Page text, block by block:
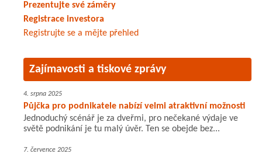
Prezentujte své záměry
Registrace investora
Registrujte se a mějte přehled
Zajímavosti a tiskové zprávy
4. srpna 2025
Půjčka pro podnikatele nabízí velmi atraktivní možnosti
Jednoduchý scénář je za dveřmi, pro nečekané výdaje ve
světě podnikání je tu malý úvěr. Ten se obejde bez...
7. července 2025